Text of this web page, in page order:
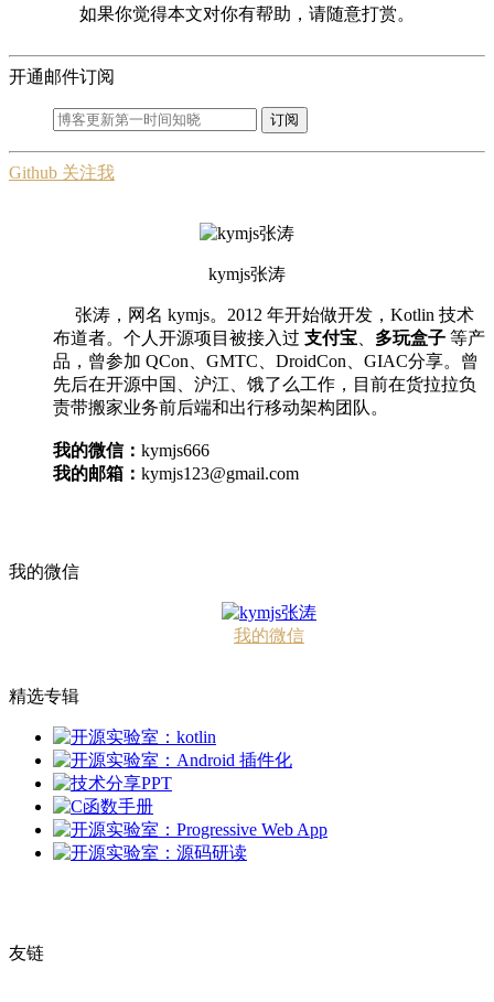
如果你觉得本文对你有帮助，请随意打赏。
开通邮件订阅
订阅
Github 关注我
kymjs张涛
张涛，网名 kymjs。2012 年开始做开发，Kotlin 技术
布道者。个人开源项目被接入过 支付宝 多玩盒子 等产
品，曾参加 QCon、GMTC、DroidCon、GIAC分享。曾
先后在开源中国、沪江、饿了么工作，目前在货拉拉负
责带搬家业务前后端和出行移动架构团队。
我的微信： kymjs666
我的邮箱： kymjs123@gmail.com
我的微信
我的微信
精选专辑
友链